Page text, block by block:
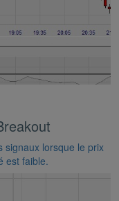
signaux lorsque le prix
est faible.